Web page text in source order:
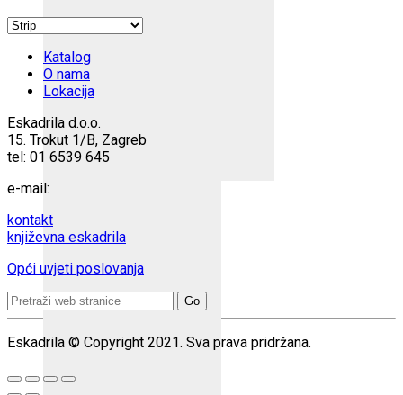
Katalog
O nama
Lokacija
Eskadrila d.o.o.
15. Trokut 1/B, Zagreb
tel: 01 6539 645
e-mail:
kontakt
književna eskadrila
Opći uvjeti poslovanja
Search
for:
Eskadrila © Copyright 2021. Sva prava pridržana.